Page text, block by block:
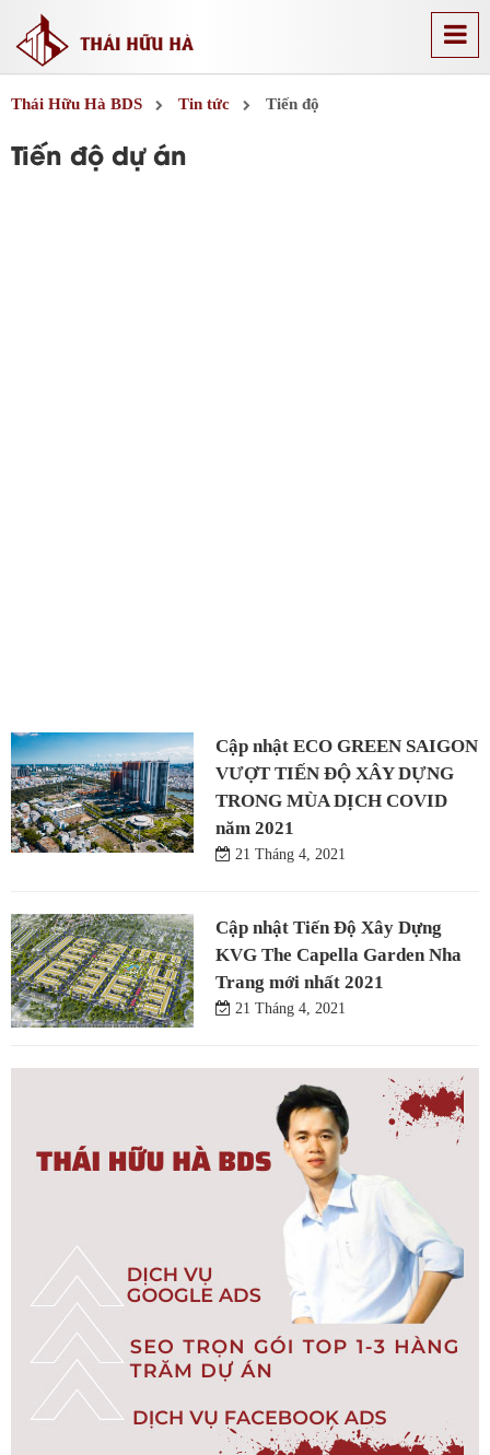
Thái Hữu Hà BDS Tin tức Tiến độ
Tiến độ dự án
Cập nhật ECO GREEN SAIGON
VƯỢT TIẾN ĐỘ XÂY DỰNG
TRONG MÙA DỊCH COVID
năm 2021
21 Tháng 4, 2021
Cập nhật Tiến Độ Xây Dựng
KVG The Capella Garden Nha
Trang mới nhất 2021
21 Tháng 4, 2021